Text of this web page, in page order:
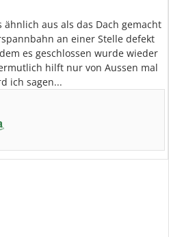
aus als das Dach gemacht
an einer Stelle defekt
es geschlossen wurde wieder
hilft nur von Aussen mal
ich sagen...